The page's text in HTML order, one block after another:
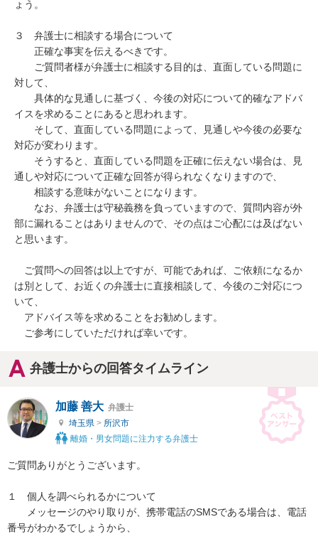
ょう。
３　弁護士に相談する場合について
正確な事実を伝えるべきです。
ご質問者様が弁護士に相談する目的は、直面している問題に
対して、
具体的な見通しに基づく、今後の対応について的確なアドバ
イスを求めることにあると思われます。
そして、直面している問題によって、見通しや今後の必要な
対応が変わります。
そうすると、直面している問題を正確に伝えない場合は、見
通しや対応について正確な回答が得られなくなりますので、
相談する意味がないことになります。
なお、弁護士は守秘義務を負っていますので、質問内容が外
部に漏れることはありませんので、その点はご心配には及ばない
と思います。
ご質問への回答は以上ですが、可能であれば、ご依頼になるか
は別として、お近くの弁護士に直接相談して、今後のご対応につ
いて、
アドバイス等を求めることをお勧めします。
ご参考にしていただければ幸いです。
弁護士からの回答タイムライン
加藤 善大 弁護士
埼玉県 > 所沢市
離婚・男女問題に注力する弁護士
ご質問ありがとうございます。
１　個人を調べられるかについて
メッセージのやり取りが、携帯電話のSMSである場合は、電話
番号がわかるでしょうから、